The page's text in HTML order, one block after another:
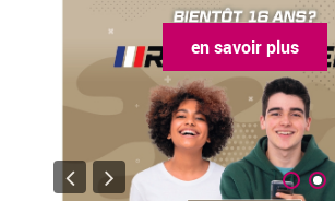
en savoir plus